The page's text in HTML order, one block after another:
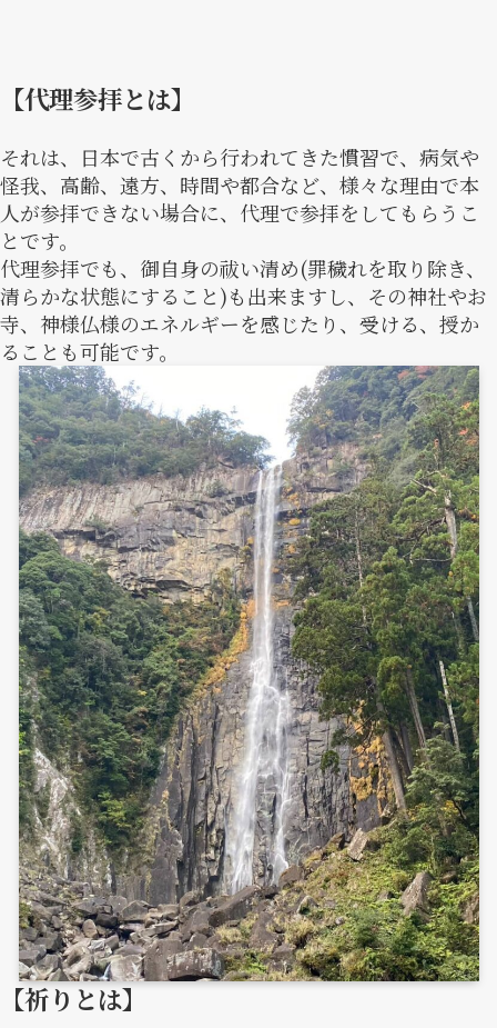
【代理参拝とは】
それは、日本で古くから行われてきた慣習で、病気や
怪我、高齢、遠方、時間や都合など、様々な理由で本
人が参拝できない場合に、代理で参拝をしてもらうこ
とです。
代理参拝でも、御自身の祓い清め(罪穢れを取り除き、
清らかな状態にすること)も出来ますし、その神社やお
寺、神様仏様のエネルギーを感じたり、受ける、授か
ることも可能です。
【祈りとは】